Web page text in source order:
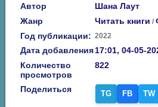
Автор
Шана Лаут
Жанр
Читать книги /
Год публикации: 2022
Дата добавления17:01, 04-05-
Количество
просмотров
822
Поделиться TG FB TW